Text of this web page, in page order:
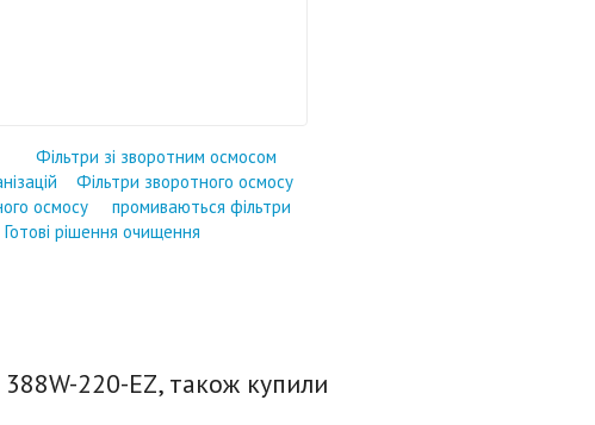
Фільтри зі зворотним осмосом
Фільтри зворотного осмосу
осмосу
промиваються фільтри
Готові рішення очищення
220-EZ, також купили